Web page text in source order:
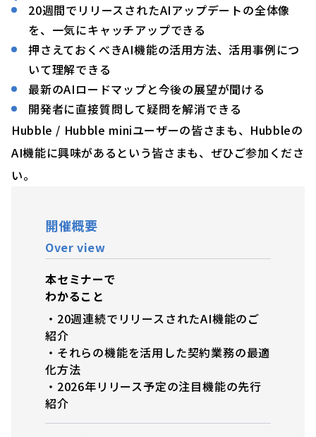
20週間でリリースされたAIアップデートの全体像
を、一気にキャッチアップできる
押さえておくべきAI機能の活用方法、活用事例につ
いて理解できる
最新のAIロードマップと今後の展望が聞ける
開発者に直接質問して疑問を解消できる
Hubble / Hubble miniユーザーの皆さまも、Hubbleの
AI機能に興味があるという皆さまも、ぜひご参加くださ
い。
開催概要
Over view
本セミナーで
わかること
・20週連続でリリースされたAI機能のご
紹介
・それらの機能を活用した契約業務の最適
化方法
・2026年リリース予定の注目機能の先行
紹介